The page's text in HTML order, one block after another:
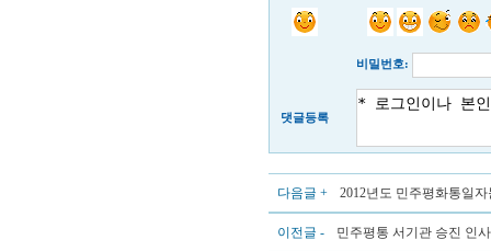
비밀번호:
댓글등록
다음글 + 2012년도 민주평화통일
이전글 - 민주평통 서기관 승진 인사